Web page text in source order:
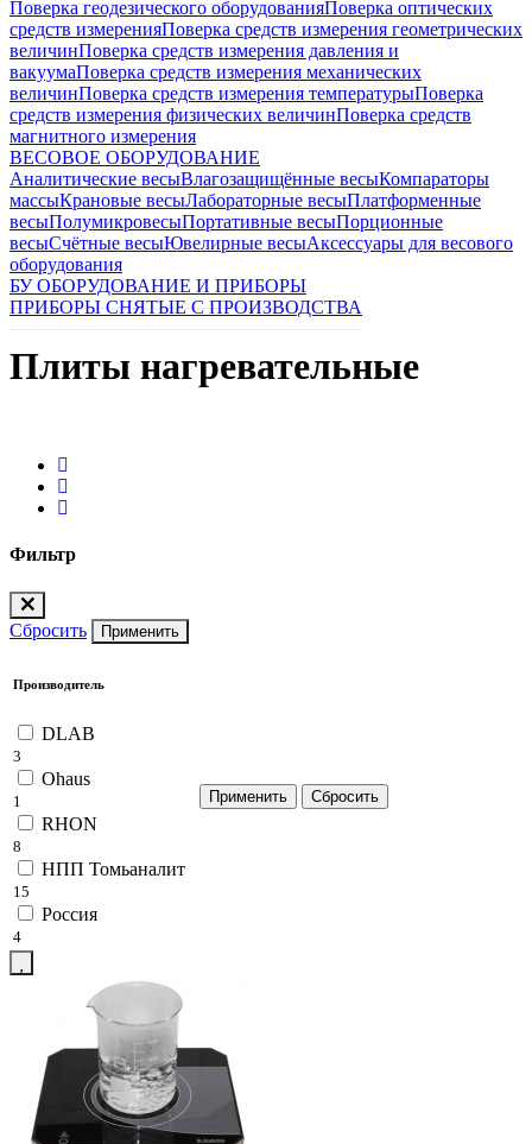
Поверка геодезического оборудованияПоверка оптических
средств измеренияПоверка средств измерения геометрических
величинПоверка средств измерения давления и
вакуумаПоверка средств измерения механических
величинПоверка средств измерения температурыПоверка
средств измерения физических величинПоверка средств
магнитного измерения
ВЕСОВОЕ ОБОРУДОВАНИЕ
Аналитические весыВлагозащищённые весыКомпараторы
массыКрановые весыЛабораторные весыПлатформенные
весыПолумикровесыПортативные весыПорционные
весыСчётные весыЮвелирные весыАксессуары для весового
оборудования
БУ ОБОРУДОВАНИЕ И ПРИБОРЫ
ПРИБОРЫ СНЯТЫЕ С ПРОИЗВОДСТВА
Плиты нагревательные
Фильтр
Сбросить Применить
Производитель
DLAB
3
Ohaus
1
RHON
8
НПП Томьаналит
15
Россия
4